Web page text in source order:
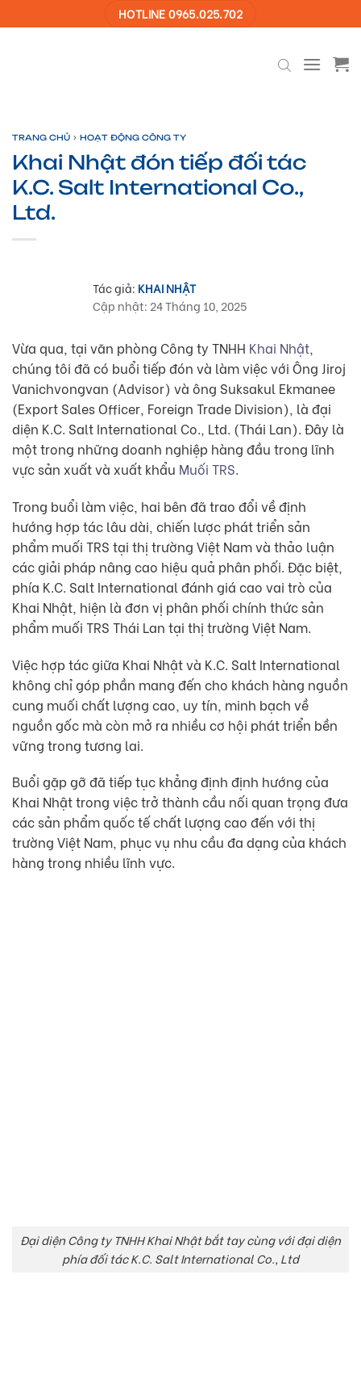
to
HOTLINE 0965.025.702
TRANG CHỦ › HOẠT ĐỘNG CÔNG TY
Khai Nhật đón tiếp đối tác
K.C. Salt International Co.,
Ltd.
Tác giả: KHAI NHẬT
Cập nhật: 24 Tháng 10, 2025
Vừa qua, tại văn phòng Công ty TNHH Khai Nhật,
chúng tôi đã có buổi tiếp đón và làm việc với Ông Jiroj
Vanichvongvan (Advisor) và ông Suksakul Ekmanee
(Export Sales Officer, Foreign Trade Division), là đại
diện K.C. Salt International Co., Ltd. (Thái Lan). Đây là
một trong những doanh nghiệp hàng đầu trong lĩnh
vực sản xuất và xuất khẩu Muối TRS.
Trong buổi làm việc, hai bên đã trao đổi về định
hướng hợp tác lâu dài, chiến lược phát triển sản
phẩm muối TRS tại thị trường Việt Nam và thảo luận
các giải pháp nâng cao hiệu quả phân phối. Đặc biệt,
phía K.C. Salt International đánh giá cao vai trò của
Khai Nhật, hiện là đơn vị phân phối chính thức sản
phẩm muối TRS Thái Lan tại thị trường Việt Nam.
Việc hợp tác giữa Khai Nhật và K.C. Salt International
không chỉ góp phần mang đến cho khách hàng nguồn
cung muối chất lượng cao, uy tín, minh bạch về
nguồn gốc mà còn mở ra nhiều cơ hội phát triển bền
vững trong tương lai.
Buổi gặp gỡ đã tiếp tục khẳng định định hướng của
Khai Nhật trong việc trở thành cầu nối quan trọng đưa
các sản phẩm quốc tế chất lượng cao đến với thị
trường Việt Nam, phục vụ nhu cầu đa dạng của khách
hàng trong nhiều lĩnh vực.
Đại diện Công ty TNHH Khai Nhật bắt tay cùng với đại diện
phía đối tác K.C. Salt International Co., Ltd